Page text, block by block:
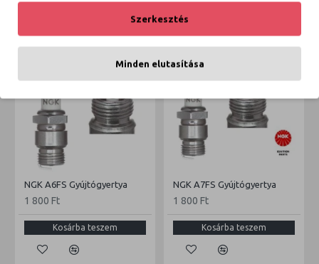
NGK A6FS Gyújtógyertya
1 800 Ft
Kosárba teszem
NGK A7FS Gyújtógyertya
1 800 Ft
Kosárba teszem
Szerkesztés
Minden elutasítása